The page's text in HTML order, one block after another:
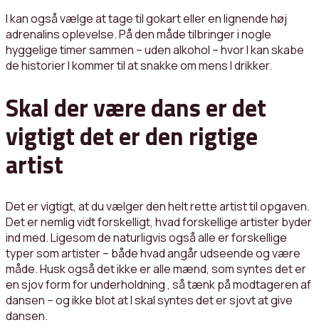
I kan også vælge at tage til gokart eller en lignende høj
adrenalins oplevelse. På den måde tilbringer i nogle
hyggelige timer sammen – uden alkohol – hvor I kan skabe
de historier I kommer til at snakke om mens I drikker.
Skal der være dans er det
vigtigt det er den rigtige
artist
Det er vigtigt, at du vælger den helt rette artist til opgaven.
Det er nemlig vidt forskelligt, hvad forskellige artister byder
ind med. Ligesom de naturligvis også alle er forskellige
typer som artister – både hvad angår udseende og være
måde. Husk også det ikke er alle mænd, som syntes det er
en sjov form for underholdning , så tænk på modtageren af
dansen – og ikke blot at I skal syntes det er sjovt at give
dansen.